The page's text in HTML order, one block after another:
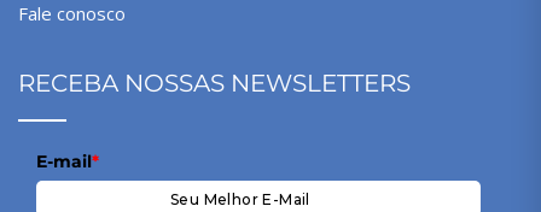
Fale conosco
RECEBA NOSSAS NEWSLETTERS
E-mail*